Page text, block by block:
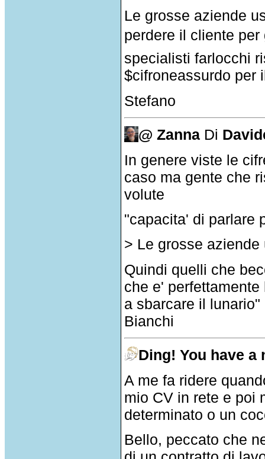
Le grosse aziende
perdere il cliente per
specialisti farlocchi
$cifroneassurdo per
Stefano
@ Zanna Di
In genere viste le
caso ma gente che
volute
"capacita' di parlare
> Le grosse
Quindi quelli che
che e'
a sbarcare il
Bianchi
Ding! You have a
A me fa ridere
mio CV in rete e poi
determinato o un
Bello, peccato che